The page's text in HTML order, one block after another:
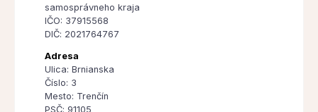
samosprávneho kraja
IČO: 37915568
DIČ: 2021764767
Adresa
Ulica: Brnianska
Číslo: 3
Mesto: Trenčín
PSČ: 91105